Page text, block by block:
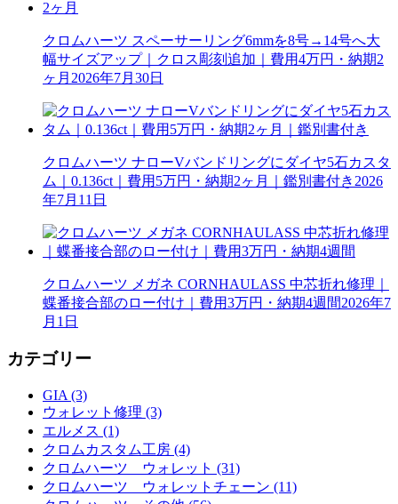
クロムハーツ スペーサーリング6mmを8号→14号へ大
幅サイズアップ｜クロス彫刻追加｜費用4万円・納期2
ヶ月 2026年7月30日
クロムハーツ ナローVバンドリングにダイヤ5石カスタ
ム｜0.136ct｜費用5万円・納期2ヶ月｜鑑別書付き 2026
年7月11日
クロムハーツ メガネ CORNHAULASS 中芯折れ修理｜
蝶番接合部のロー付け｜費用3万円・納期4週間2026年7
月1日
カテゴリー
GIA (3)
ウォレット修理 (3)
エルメス (1)
クロムカスタム工房 (4)
クロムハーツ ウォレット (31)
クロムハーツ ウォレットチェーン (11)